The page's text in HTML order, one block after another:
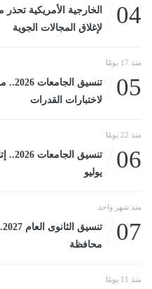
04
الخارجية الأمريكية
لإغلاق المجالات الجوية
منذ 17 يومًا
05
لاختبارات القدرات
منذ 22 يومًا
06
يوليو
منذ شهر واحد
07
محافظة
منذ 11 يومًا